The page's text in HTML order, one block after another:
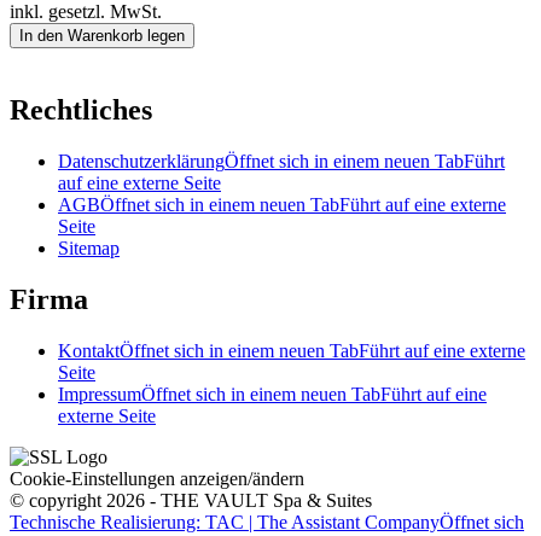
inkl. gesetzl. MwSt.
In den Warenkorb legen
Rechtliches
DatenschutzerklärungÖffnet sich in einem neuen TabFührt
auf eine externe Seite
AGBÖffnet sich in einem neuen TabFührt auf eine externe
Seite
Sitemap
Firma
KontaktÖffnet sich in einem neuen TabFührt auf eine externe
Seite
ImpressumÖffnet sich in einem neuen TabFührt auf eine
externe Seite
Cookie-Einstellungen anzeigen/ändern
© copyright 2026 - THE VAULT Spa & Suites
Technische Realisierung: TAC | The Assistant CompanyÖffnet sich